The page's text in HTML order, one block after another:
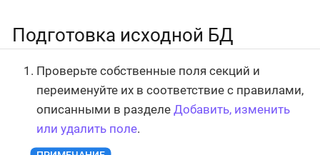
Подготовка исходной БД
Проверьте собственные поля секций и
переименуйте их в соответствие с правилами,
описанными в разделе Добавить, изменить
или удалить поле.